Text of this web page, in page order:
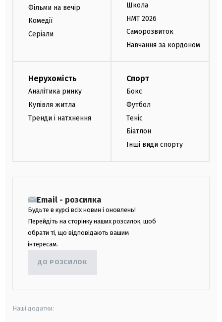
Фільми на вечір
Комедії
Серіали
Школа
НМТ 2026
Саморозвиток
Навчання за кордоном
Нерухомість
Аналітика ринку
Купівля житла
Тренди і натхнення
Спорт
Бокс
Футбол
Теніс
Біатлон
Інші види спорту
Email - розсилка
Будьте в курсі всіх новин і оновлень!
Перейдіть на сторінку наших розсилок, щоб
обрати ті, що відповідають вашим
інтересам.
ДО РОЗСИЛОК
Наші додатки: